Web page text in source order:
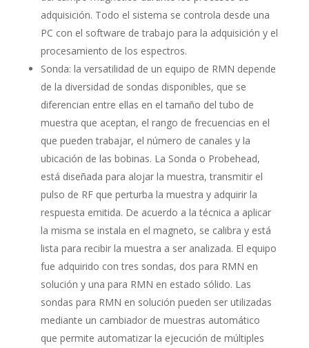
adquisición. Todo el sistema se controla desde una
PC con el software de trabajo para la adquisición y el
procesamiento de los espectros.
Sonda: la versatilidad de un equipo de RMN depende
de la diversidad de sondas disponibles, que se
diferencian entre ellas en el tamaño del tubo de
muestra que aceptan, el rango de frecuencias en el
que pueden trabajar, el número de canales y la
ubicación de las bobinas. La Sonda o Probehead,
está diseñada para alojar la muestra, transmitir el
pulso de RF que perturba la muestra y adquirir la
respuesta emitida. De acuerdo a la técnica a aplicar
la misma se instala en el magneto, se calibra y está
lista para recibir la muestra a ser analizada. El equipo
fue adquirido con tres sondas, dos para RMN en
solución y una para RMN en estado sólido. Las
sondas para RMN en solución pueden ser utilizadas
mediante un cambiador de muestras automático
que permite automatizar la ejecución de múltiples